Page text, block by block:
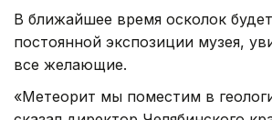
В ближайшее время осколок
постоянной экспозиции музея,
все желающие.
«Метеорит мы поместим в